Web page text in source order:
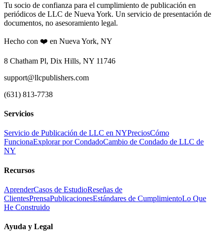
Tu socio de confianza para el cumplimiento de publicación en
periódicos de LLC de Nueva York. Un servicio de presentación de
documentos, no asesoramiento legal.
Hecho con ❤️ en Nueva York, NY
8 Chatham Pl, Dix Hills, NY 11746
support@llcpublishers.com
(631) 813-7738
Servicios
Servicio de Publicación de LLC en NYPreciosCómo
FuncionaExplorar por CondadoCambio de Condado de LLC de
NY
Recursos
AprenderCasos de EstudioReseñas de
ClientesPrensaPublicacionesEstándares de CumplimientoLo Que
He Construido
Ayuda y Legal